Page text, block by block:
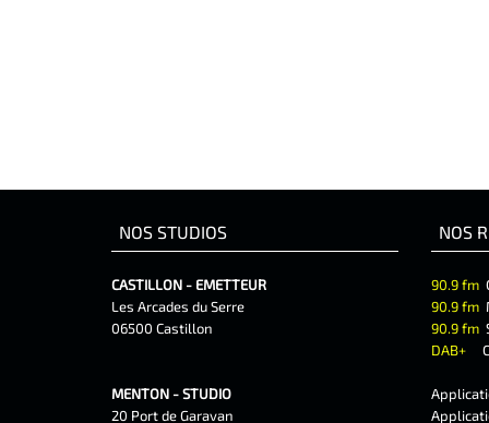
NOS STUDIOS
CASTILLON - EMETTEUR
Les Arcades du Serre
06500 Castillon
MENTON - STUDIO
20 Port de Garavan
NOS
90.9 fm
90.9 fm
90.9 fm
DAB+